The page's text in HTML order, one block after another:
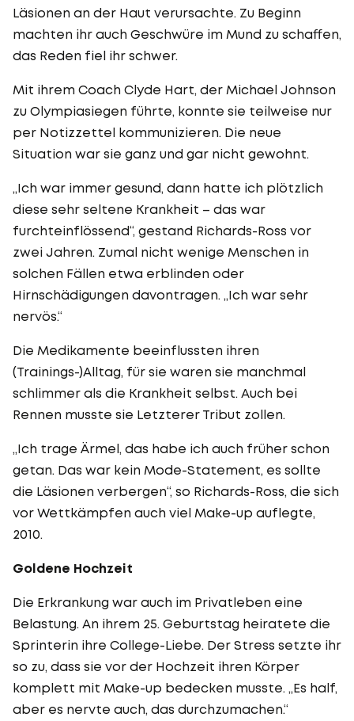
Läsionen an der Haut verursachte. Zu Beginn
machten ihr auch Geschwüre im Mund zu schaffen,
das Reden fiel ihr schwer.
Mit ihrem Coach Clyde Hart, der Michael Johnson
zu Olympiasiegen führte, konnte sie teilweise nur
per Notizzettel kommunizieren. Die neue
Situation war sie ganz und gar nicht gewohnt.
„Ich war immer gesund, dann hatte ich plötzlich
diese sehr seltene Krankheit – das war
furchteinflössend“, gestand Richards-Ross vor
zwei Jahren. Zumal nicht wenige Menschen in
solchen Fällen etwa erblinden oder
Hirnschädigungen davontragen. „Ich war sehr
nervös.“
Die Medikamente beeinflussten ihren
(Trainings-)Alltag, für sie waren sie manchmal
schlimmer als die Krankheit selbst. Auch bei
Rennen musste sie Letzterer Tribut zollen.
„Ich trage Ärmel, das habe ich auch früher schon
getan. Das war kein Mode-Statement, es sollte
die Läsionen verbergen“, so Richards-Ross, die sich
vor Wettkämpfen auch viel Make-up auflegte,
2010.
Goldene Hochzeit
Die Erkrankung war auch im Privatleben eine
Belastung. An ihrem 25. Geburtstag heiratete die
Sprinterin ihre College-Liebe. Der Stress setzte ihr
so zu, dass sie vor der Hochzeit ihren Körper
komplett mit Make-up bedecken musste. „Es half,
aber es nervte auch, das durchzumachen.“